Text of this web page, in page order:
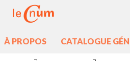
À PROPOS CATALOGUE